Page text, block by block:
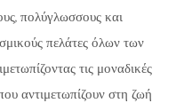
πολύγλωσσους και
πελάτες όλων των
τις μοναδικές
αντιμετωπίζουν στη ζωή